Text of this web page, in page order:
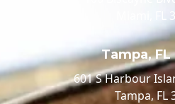
Miami, FL
Tampa,
601 S Harbour
Tampa, FL